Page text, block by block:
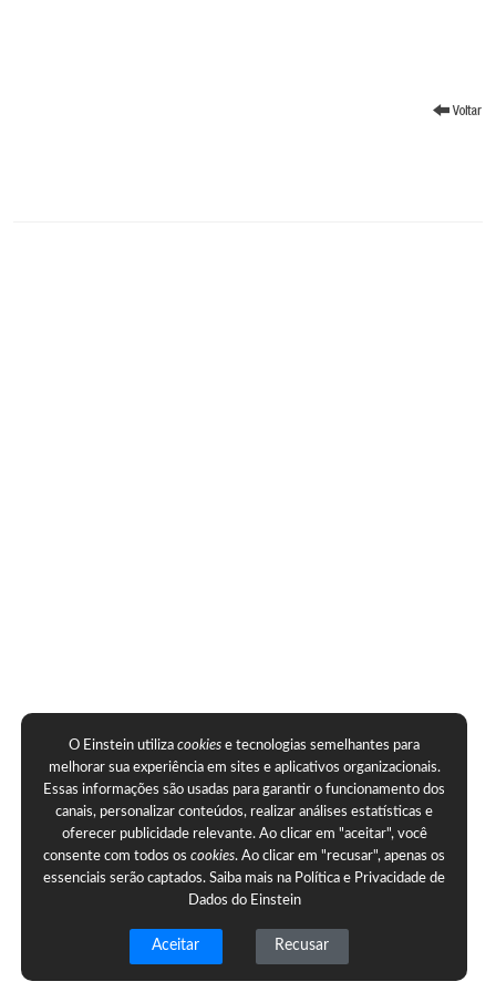
O Einstein utilizacookies e tecnologias semelhantes para
melhorar sua experiência em sites e aplicativos organizacionais.
Essas informações são usadas para garantir o funcionamento dos
canais, personalizar conteúdos, realizar análises estatísticas e
oferecer publicidade relevante. Ao clicar em "aceitar", você
consente com todos oscookies. Ao clicar em "recusar", apenas os
essenciais serão captados. Saiba mais na Política e Privacidade de
Dados do Einstein
Aceitar Recusar